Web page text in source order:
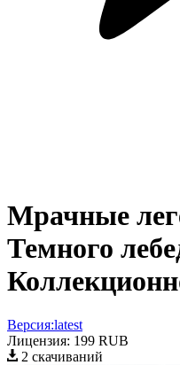
Мрачные
Темного
Версия:latest
Лицензия: 199 RUB
2 скачиваний